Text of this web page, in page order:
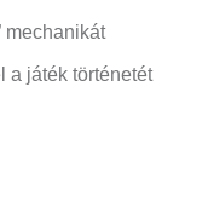
mechanikát
a játék történetét